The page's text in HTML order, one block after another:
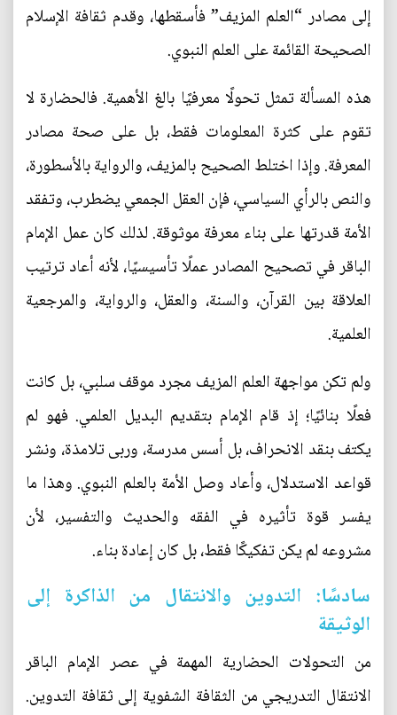
إلى مصادر “العلم المزيف” فأسقطها، وقدم ثقافة الإسلام
الصحيحة القائمة على العلم النبوي.
هذه المسألة تمثل تحولًا معرفيًا بالغ الأهمية. فالحضارة لا
تقوم على كثرة المعلومات فقط، بل على صحة مصادر
المعرفة. وإذا اختلط الصحيح بالمزيف، والرواية بالأسطورة،
والنص بالرأي السياسي، فإن العقل الجمعي يضطرب، وتفقد
الأمة قدرتها على بناء معرفة موثوقة. لذلك كان عمل الإمام
الباقر في تصحيح المصادر عملًا تأسيسيًا، لأنه أعاد ترتيب
العلاقة بين القرآن، والسنة، والعقل، والرواية، والمرجعية
العلمية.
ولم تكن مواجهة العلم المزيف مجرد موقف سلبي، بل كانت
فعلًا بنائيًا؛ إذ قام الإمام بتقديم البديل العلمي. فهو لم
يكتف بنقد الانحراف، بل أسس مدرسة، وربى تلامذة، ونشر
قواعد الاستدلال، وأعاد وصل الأمة بالعلم النبوي. وهذا ما
يفسر قوة تأثيره في الفقه والحديث والتفسير، لأن
مشروعه لم يكن تفكيكًا فقط، بل كان إعادة بناء.
سادسًا: التدوين والانتقال من الذاكرة إلى
الوثيقة
من التحولات الحضارية المهمة في عصر الإمام الباقر
الانتقال التدريجي من الثقافة الشفوية إلى ثقافة التدوين.